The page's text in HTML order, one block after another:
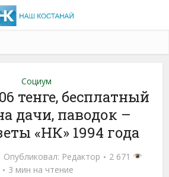
Социум
тенге, бесплатный
дачи, паводок –
«НК» 1994 года
Опубликовал: Редактор
2 671
3 мин на чтение